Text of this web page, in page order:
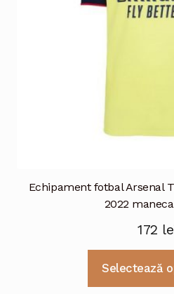
Echipament fotbal Arsenal
2022
172
Selectează